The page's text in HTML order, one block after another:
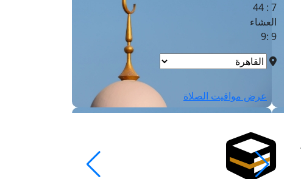
7 : 44
العشاء
9 :9
عرض مواقيت الصلاة